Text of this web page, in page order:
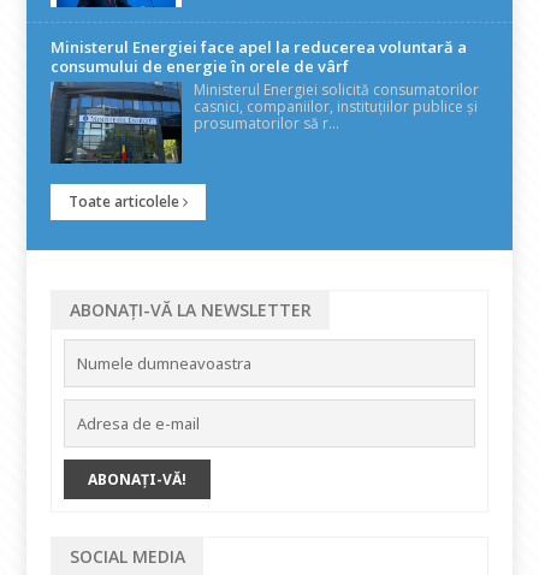
Ministerul Energiei face apel la reducerea voluntară a
consumului de energie în orele de vârf
Ministerul Energiei solicită consumatorilor
casnici, companiilor, instituțiilor publice și
prosumatorilor să r...
Toate articolele
ABONAȚI-VĂ LA NEWSLETTER
SOCIAL MEDIA